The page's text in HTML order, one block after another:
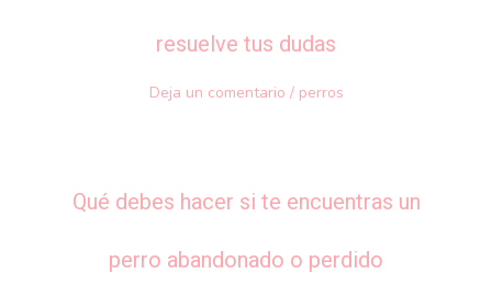
resuelve tus dudas
Deja un comentario / perros
Qué debes hacer si te encuentras un
perro abandonado o perdido